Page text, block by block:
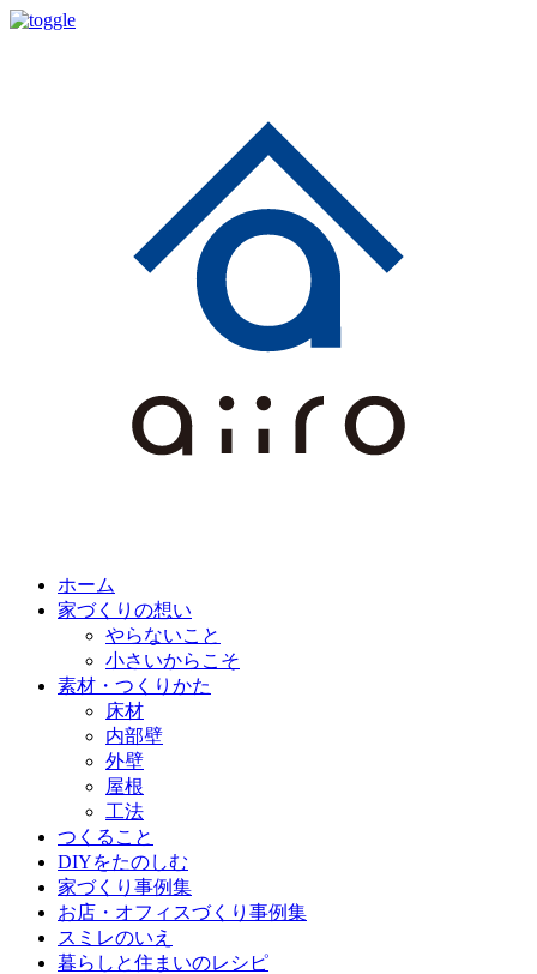
ホーム
家づくりの想い
やらないこと
小さいからこそ
素材・つくりかた
床材
内部壁
外壁
屋根
工法
つくること
DIYをたのしむ
家づくり事例集
お店・オフィスづくり事例集
スミレのいえ
暮らしと住まいのレシピ